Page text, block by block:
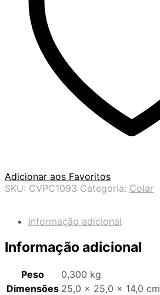
Adicionar aos Favoritos
SKU: CVPC1093 Categoria: Colar
Informação adicional
Informação adicional
Peso
0,300 kg
Dimensões 25,0 × 25,0 × 14,0 cm